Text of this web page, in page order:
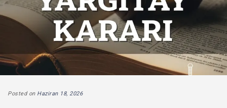
Posted on Haziran 18, 2026